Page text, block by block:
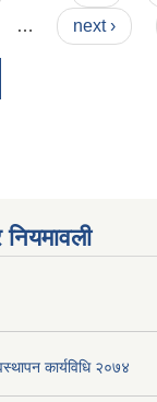
… next ›
नियमावली
कार्यविधि २०७४